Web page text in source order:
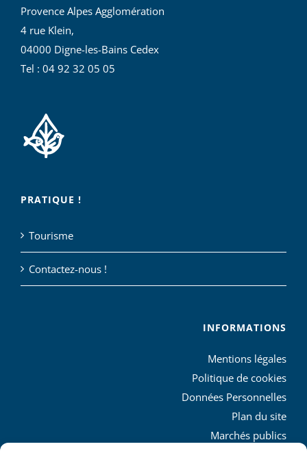
Provence Alpes Agglomération
4 rue Klein,
04000 Digne-les-Bains Cedex
Tel : 04 92 32 05 05
PRATIQUE !
Tourisme
Contactez-nous !
INFORMATIONS
Mentions légales
Politique de cookies
Données Personnelles
Plan du site
Marchés publics